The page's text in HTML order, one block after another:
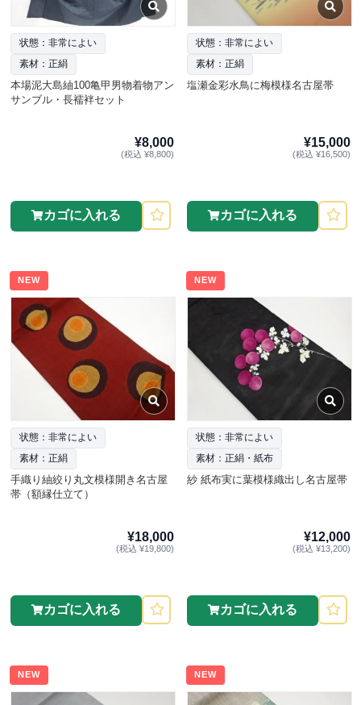
状態：非常によい
素材：正絹
本場泥大島紬100亀甲男物着物アン
サンブル・長襦袢セット
¥8,000
(税込 ¥8,800)
カゴに入れる
状態：非常によい
素材：正絹
塩瀬金彩水鳥に梅模様名古屋帯
¥15,000
(税込 ¥16,500)
カゴに入れる
NEW
状態：非常によい
素材：正絹
手織り紬絞り丸文模様開き名古屋
帯（額縁仕立て）
¥18,000
(税込 ¥19,800)
カゴに入れる
NEW
状態：非常によい
素材：正絹・紙布
紗 紙布実に葉模様織出し名古屋帯
¥12,000
(税込 ¥13,200)
カゴに入れる
NEW NEW